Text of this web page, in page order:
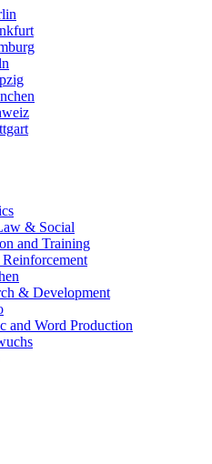
& Social
and Training
& Development
and Word Production